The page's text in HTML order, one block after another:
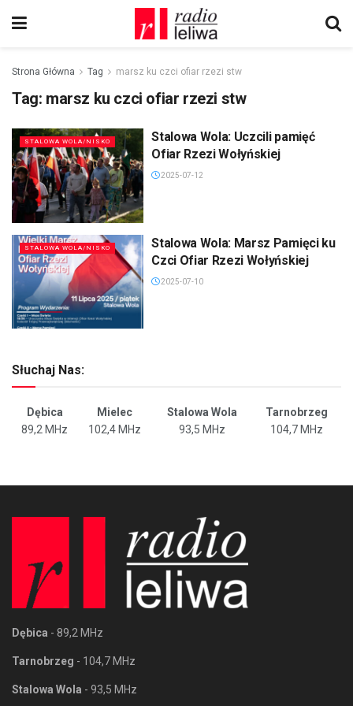
Strona Główna Tag marsz ku czci ofiar rzezi stw
Tag: marsz ku czci ofiar rzezi stw
STALOWA WOLA/NISKO
Stalowa Wola: Uczcili pamięć
Ofiar Rzezi Wołyńskiej
2025-07-12
STALOWA WOLA/NISKO
Stalowa Wola: Marsz Pamięci ku
Czci Ofiar Rzezi Wołyńskiej
2025-07-10
Słuchaj Nas:
Dębica Mielec Stalowa Wola
Tarnobrzeg
89,2 MHz
102,4 MHz 93,5 MHz 104,7 MHz
Dębica - 89,2 MHz
Tarnobrzeg - 104,7 MHz
Stalowa Wola - 93,5 MHz